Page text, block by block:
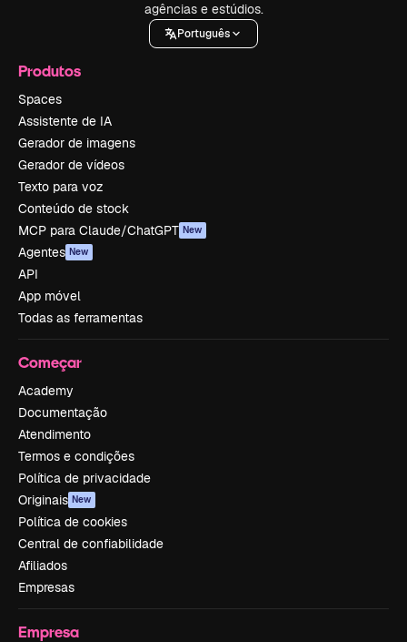
agências e estúdios.
Português
Produtos
Spaces
Assistente de IA
Gerador de imagens
Gerador de vídeos
Texto para voz
Conteúdo de stock
MCP para Claude/ChatGPT New
Agentes New
API
App móvel
Todas as ferramentas
Começar
Academy
Documentação
Atendimento
Termos e condições
Política de privacidade
Originais New
Política de cookies
Central de confiabilidade
Afiliados
Empresas
Empresa